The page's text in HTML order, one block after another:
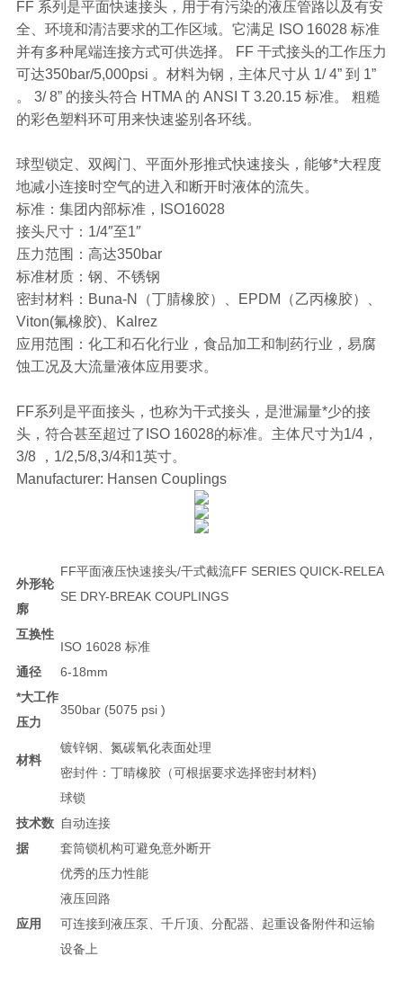
FF 系列是平面快速接头，用于有污染的液压管路以及有安
全、环境和清洁要求的工作区域。它满足 ISO 16028 标准
并有多种尾端连接方式可供选择。 FF 干式接头的工作压力
可达350bar/5,000psi 。材料为钢，主体尺寸从 1/ 4” 到 1”
。 3/ 8” 的接头符合 HTMA 的 ANSI T 3.20.15 标准。 粗糙
的彩色塑料环可用来快速鉴别各环线。
球型锁定、双阀门、平面外形推式快速接头，能够*大程度
地减小连接时空气的进入和断开时液体的流失。
标准：集团内部标准，ISO16028
接头尺寸：1/4″至1″
压力范围：高达350bar
标准材质：钢、不锈钢
密封材料：Buna-N（丁腈橡胶）、EPDM（乙丙橡胶）、
Viton(氟橡胶)、Kalrez
应用范围：化工和石化行业，食品加工和制药行业，易腐
蚀工况及大流量液体应用要求。
FF系列是平面接头，也称为干式接头，是泄漏量*少的接
头，符合甚至超过了ISO 16028的标准。主体尺寸为1/4，
3/8 ，1/2,5/8,3/4和1英寸。
Manufacturer: Hansen Couplings
外形轮
廓
互换性
FF平面液压快速接头/干式截流FF SERIES QUICK-RELEA
SE DRY-BREAK COUPLINGS
ISO 16028 标准
通径
6-18mm
*大工作
压力
350bar (5075 psi )
材料
镀锌钢、氮碳氧化表面处理
密封件：丁晴橡胶（可根据要求选择密封材料)
技术数
据
球锁
自动连接
套筒锁机构可避免意外断开
优秀的压力性能
应用
液压回路
可连接到液压泵、千斤顶、分配器、起重设备附件和运输
设备上